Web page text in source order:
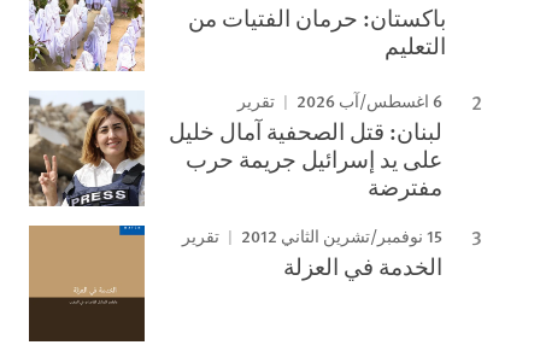
باكستان: حرمان الفتيات من
التعليم
6 اغسطس/آب 2026 تقرير
لبنان: قتل الصحفية آمال خليل
على يد إسرائيل جريمة حرب
مفترضة
15 نوفمبر/تشرين الثاني 2012 تقرير
الخدمة في العزلة